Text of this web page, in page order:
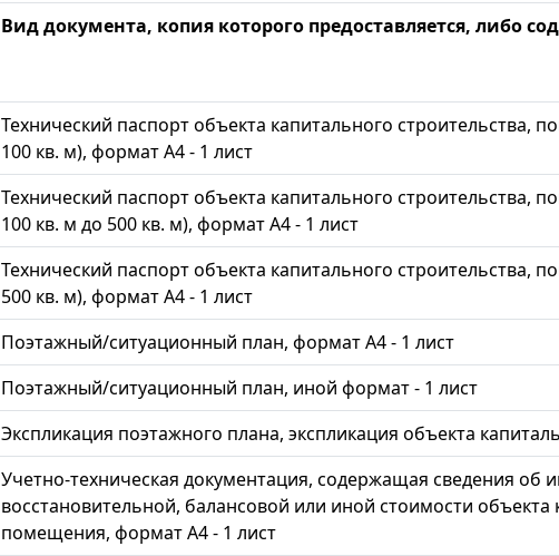
Вид документа, копия которого предоставляется, либо
Технический паспорт объекта капитального
100 кв. м), формат А4 - 1 лист
Технический паспорт объекта капитального
100 кв. м до 500 кв. м), формат А4 - 1 лист
Технический паспорт объекта капитального
500 кв. м), формат А4 - 1 лист
Поэтажный/ситуационный план, формат А4 - 1 лист
Поэтажный/ситуационный план, иной формат - 1 лист
Экспликация поэтажного плана, экспликация объекта
Учетно-техническая документация, содержащая сведения об
восстановительной, балансовой или иной стоимости объекта
помещения, формат А4 - 1 лист